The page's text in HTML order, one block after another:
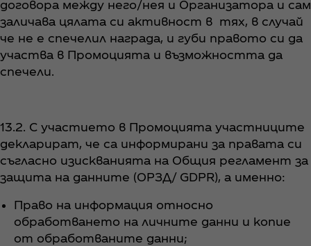
договора между него/нея и Организатора и сам
заличава цялата си активност в тях, в случай
че не е спечелил награда, и губи правото си да
участва в Промоцията и възможността да
спечели.
13.2. С участието в Промоцията участниците
декларират, че са информирани за правата си
съгласно изискванията на Общия регламент за
защита на данните (ОРЗД/ GDPR), а именно:
Право на информация относно
обработването на личните данни и копие
от обработваните данни;